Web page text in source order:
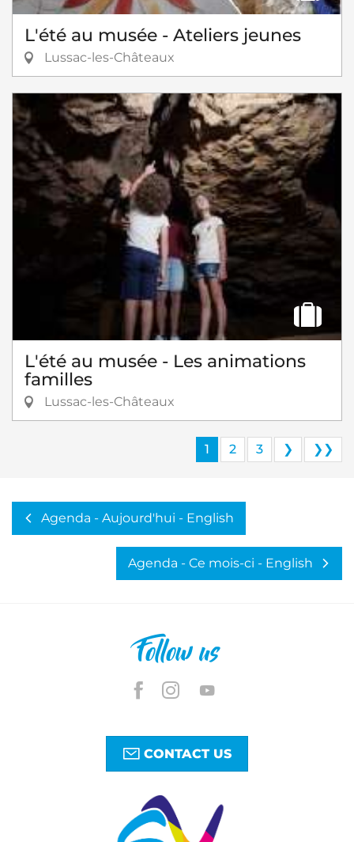
L'été au musée - Ateliers jeunes
Lussac-les-Châteaux
L'été au musée - Les animations
familles
Lussac-les-Châteaux
1 2 3 ❯ ❯❯
Agenda - Aujourd'hui - English
Agenda - Ce mois-ci - English
Follow us
CONTACT US